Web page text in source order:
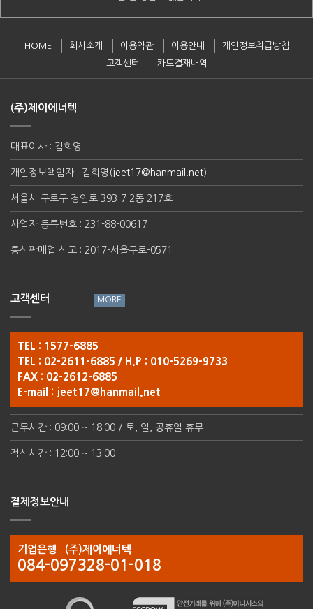
HOME 회사소개 이용약관 이용안내
개인정보취급방침
고객센터
카드결재내역
(주)제이에너텍
대표이사 : 김희영
개인정보책임자 : 김희영( jeet17@hanmail.net)
서울시 구로구 경인로 393-7 2동 217호
사업자 등록번호 : 231-88-00617
통신판매업 신고 : 2017-서울구로-0571
고객센터
TEL : 1577-6885
TEL : 02-2611-6885 / H.P : 010-5269-9733
FAX : 02-2612-6885
E-mail : jeet17@hanmail.net
근무시간 : 09:00 ~ 18:00 / 토, 일, 공휴일 휴무
점심시간 : 12:00 ~ 13:00
결제정보안내
기업은행 (주)제이에너텍
084-097328-01-018